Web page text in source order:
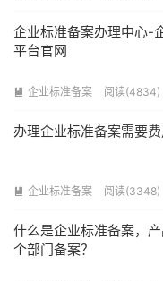
企业标准备案办理中心-
平台官网
 企业标准备案 阅读(4834)
办理企业标准备案需要
 企业标准备案 阅读(3348)
什么是企业标准备案，
个部门备案？